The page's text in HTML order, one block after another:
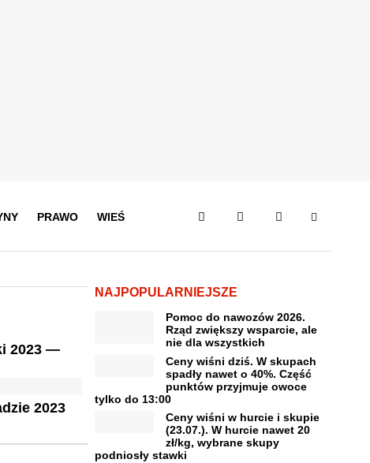
PRAWO WIEŚ
2023 —
2023
NAJPOPULARNIEJSZE
Pomoc do nawozów 2026.
Rząd zwiększy wsparcie, ale
nie dla wszystkich
Ceny wiśni dziś. W skupach
spadły nawet o 40%. Część
punktów przyjmuje owoce
tylko do 13:00
Ceny wiśni w hurcie i skupie
(23.07.). W hurcie nawet 20
zł/kg, wybrane skupy
podniosły stawki